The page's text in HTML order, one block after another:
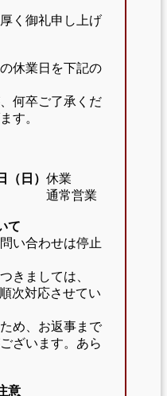
く御礼申し上げ
休業日を下記の
何卒ご了承くだ
す。
（日） 休業
通常営業
て
い合わせは停止
きましては、
次対応させてい
め、お返事まで
ざいます。あら
意